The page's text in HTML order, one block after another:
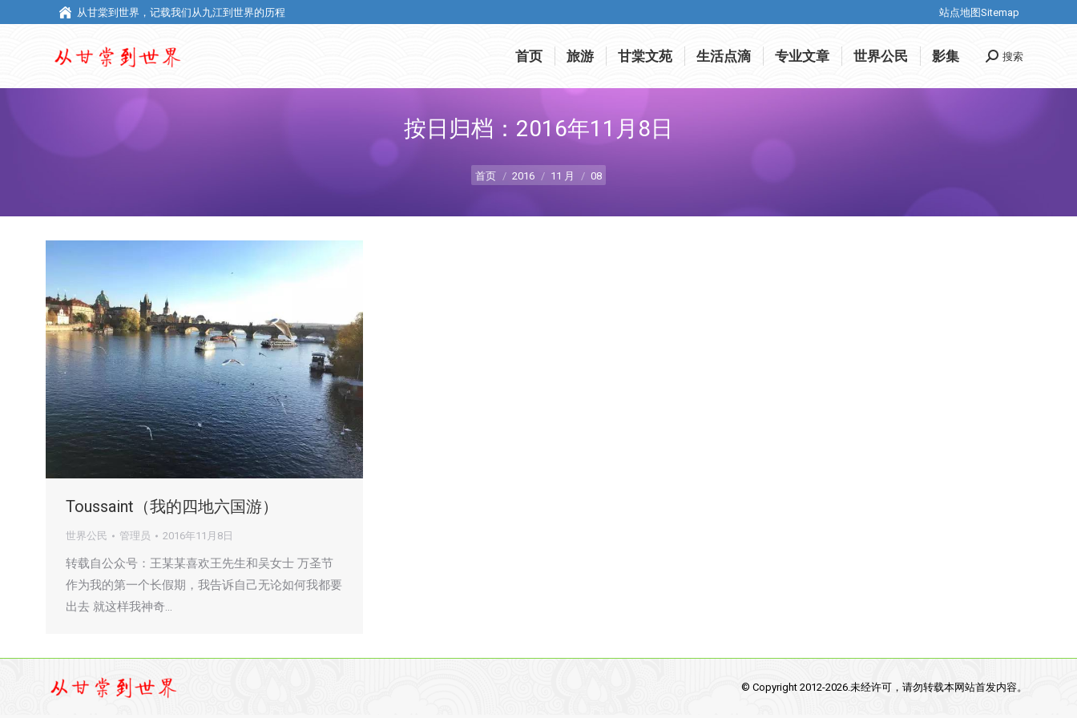
从甘棠到世界，记载我们从九江到世界的历程 站点地图Sitemap
首页 旅游 甘棠文苑 生活点滴 专业文章 世界公民 影集 Search:
搜索
按日归档： 2016年11月8日
首页 2016 11 月 08
Toussaint（我的四地六国游）
世界公民 管理员 2016年11月8日
转载自公众号：王某某喜欢王先生和吴女士 万圣节
作为我的第一个长假期，我告诉自己无论如何我都要
出去 就这样我神奇…
© Copyright 2012-2026.未经许可，请勿转载本网站首发内容。
从甘棠到世界，记载我们从九江到世界的历程 站点地图Sitemap
首页 旅游 甘棠文苑 生活点滴 专业文章 世界公民 影集 Search:
搜索